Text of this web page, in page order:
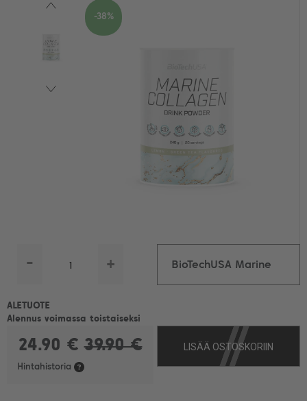
-38%
- + BioTechUSA Marine
240 g, Green Tea Lemon
ALETUOTE
Alennus voimassa toistaiseksi
24.90 € 39.90 €
Hintahistoria
LISÄÄ OSTOSKORIIN